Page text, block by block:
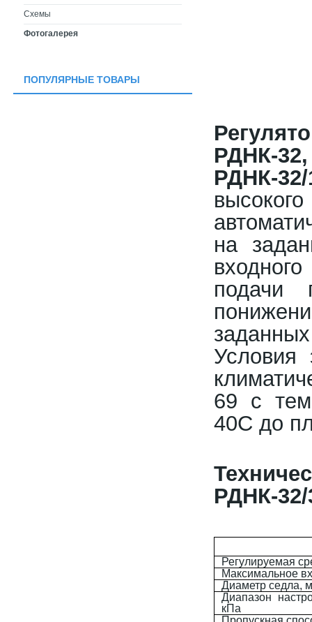
РДНК-32/
на
подачи
Условия
69 с
40С до
РДНК-
Регулируемая
Максимальное
Диаметр седла,
Диапазон
кПа
Схемы
Фотогалерея
ПОПУЛЯРНЫЕ ТОВАРЫ